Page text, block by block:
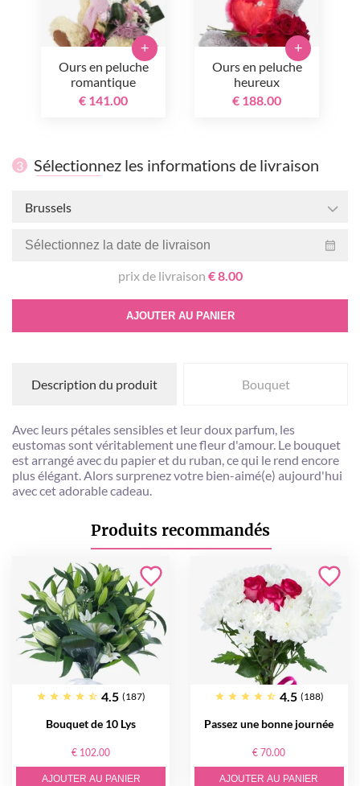
Ours en peluche
romantique
€ 141.00
+
Ours en peluche
heureux
€ 188.00
+
3 Sélectionnez les informations de livraison
Brussels
prix de livraison € 8.00
AJOUTER AU PANIER
Description du produit Bouquet
Avec leurs pétales sensibles et leur doux parfum, les
eustomas sont véritablement une fleur d'amour. Le bouquet
est arrangé avec du papier et du ruban, ce qui le rend encore
plus élégant. Alors surprenez votre bien-aimé(e) aujourd'hui
avec cet adorable cadeau.
Produits recommandés
4.5 (187)
Bouquet de 10 Lys
€ 102.00
AJOUTER AU PANIER
4.5 (188)
Passez une bonne journée
€ 70.00
AJOUTER AU PANIER